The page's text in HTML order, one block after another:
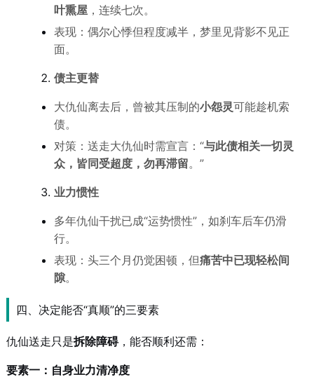
叶熏屋，连续七次。
表现：偶尔心悸但程度减半，梦里见背影不见正
面。
债主更替
大仇仙离去后，曾被其压制的小怨灵可能趁机索
债。
对策：送走大仇仙时需宣言：“与此债相关一切灵
众，皆同受超度，勿再滞留。”
业力惯性
多年仇仙干扰已成“运势惯性”，如刹车后车仍滑
行。
表现：头三个月仍觉困顿，但痛苦中已现轻松间
隙。
四、决定能否“真顺”的三要素
仇仙送走只是拆除障碍，能否顺利还需：
要素一：自身业力清净度